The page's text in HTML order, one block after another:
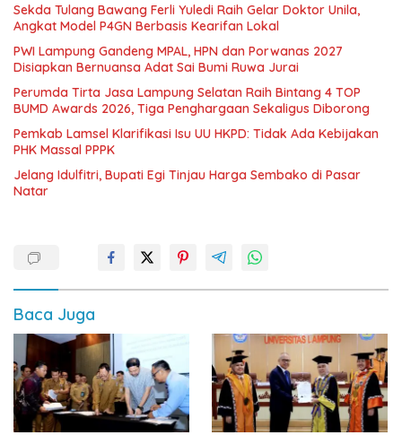
Sekda Tulang Bawang Ferli Yuledi Raih Gelar Doktor Unila,
Angkat Model P4GN Berbasis Kearifan Lokal
PWI Lampung Gandeng MPAL, HPN dan Porwanas 2027
Disiapkan Bernuansa Adat Sai Bumi Ruwa Jurai
Perumda Tirta Jasa Lampung Selatan Raih Bintang 4 TOP
BUMD Awards 2026, Tiga Penghargaan Sekaligus Diborong
Pemkab Lamsel Klarifikasi Isu UU HKPD: Tidak Ada Kebijakan
PHK Massal PPPK
Jelang Idulfitri, Bupati Egi Tinjau Harga Sembako di Pasar
Natar
Baca Juga